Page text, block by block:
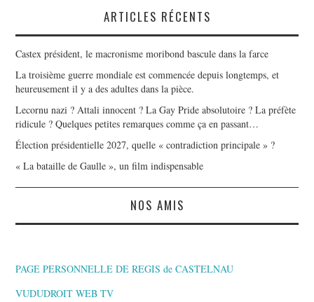
ARTICLES RÉCENTS
Castex président, le macronisme moribond bascule dans la farce
La troisième guerre mondiale est commencée depuis longtemps, et
heureusement il y a des adultes dans la pièce.
Lecornu nazi ? Attali innocent ? La Gay Pride absolutoire ? La préfète
ridicule ? Quelques petites remarques comme ça en passant…
Élection présidentielle 2027, quelle « contradiction principale » ?
« La bataille de Gaulle », un film indispensable
NOS AMIS
PAGE PERSONNELLE DE REGIS de CASTELNAU
VUDUDROIT WEB TV